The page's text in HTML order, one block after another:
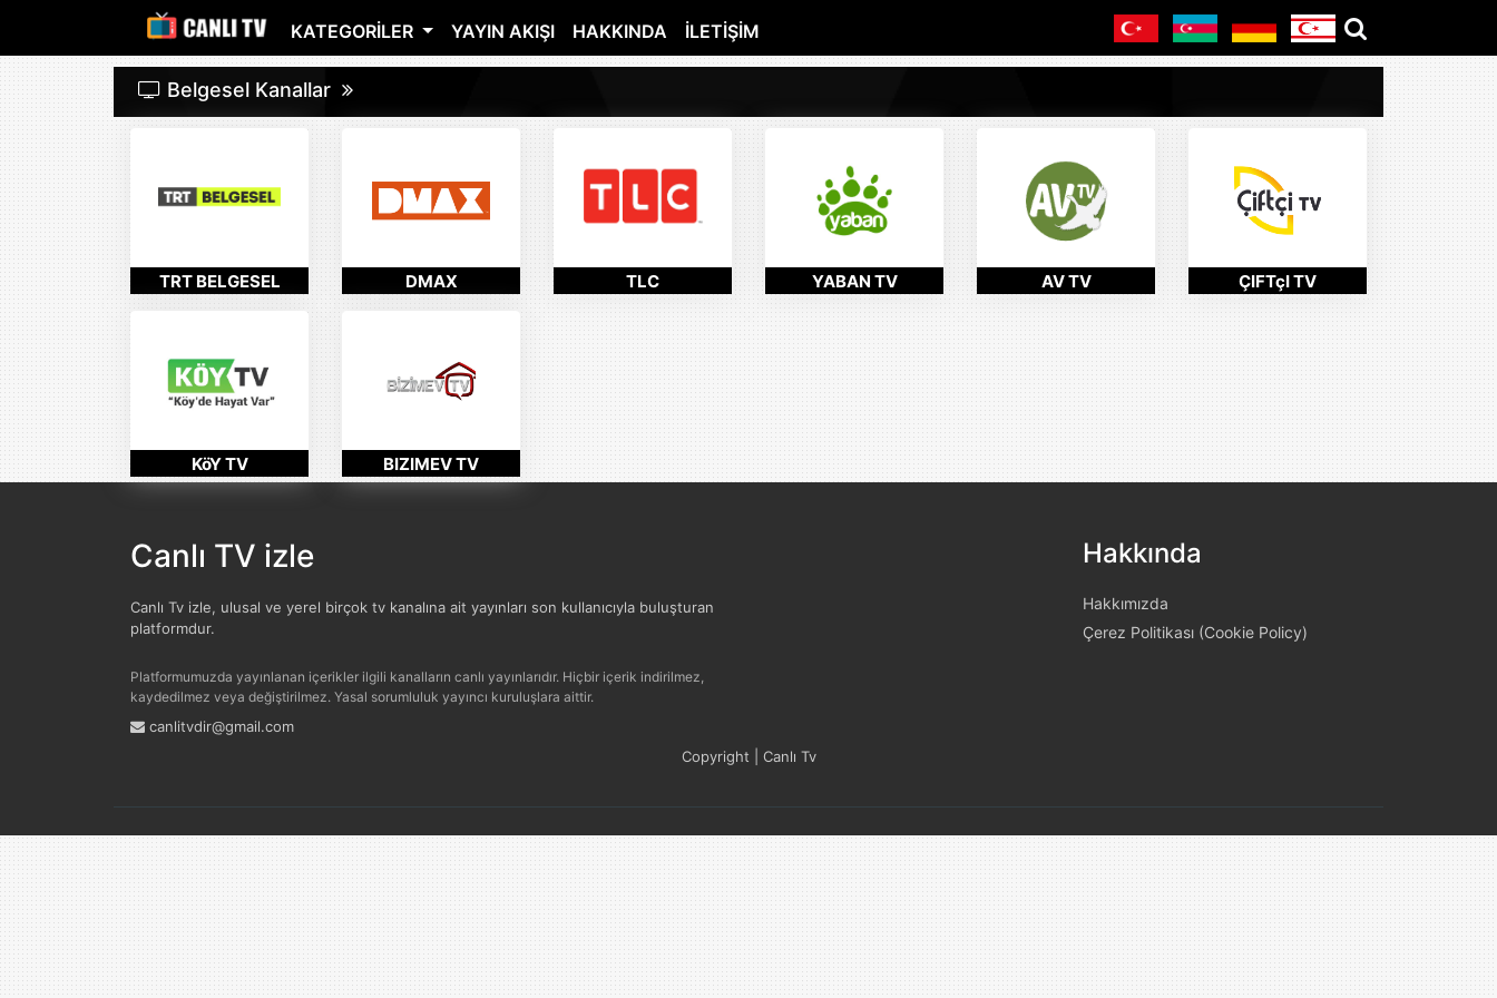
KATEGORILER YAYIN AKIŞI HAKKINDA İLETIŞIM
Belgesel Kanallar
TRT BELGESEL DMAX TLC YABAN TV AV TV ÇIFTçI TV
KöY TV BIZIMEV TV
Canlı TV izle
Canlı Tv izle, ulusal ve yerel birçok tv kanalına ait yayınları son kullanıcıyla buluşturan
platformdur.
Platformumuzda yayınlanan içerikler ilgili kanalların canlı yayınlarıdır. Hiçbir içerik indirilmez,
kaydedilmez veya değiştirilmez. Yasal sorumluluk yayıncı kuruluşlara aittir.
canlitvdir@gmail.com
Hakkında
Hakkımızda
Çerez Politikası (Cookie Policy)
Copyright | Canlı Tv